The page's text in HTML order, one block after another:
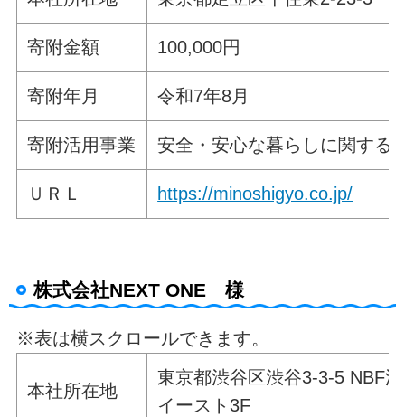
寄附金額 100,000円
寄附年月 令和7年8月
寄附活用事業 安全・安心な暮らしに関する
ＵＲＬ https://minoshigyo.co.jp/
株式会社NEXT ONE 様
※表は横スクロールできます。
本社所在地
東京都渋谷区渋谷3-3-5 NBF
イースト3F